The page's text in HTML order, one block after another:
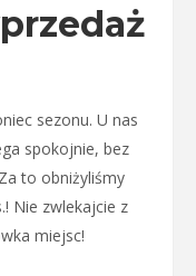
sezonu. U nas
spokojnie, bez
to obniżyliśmy
Nie zwlekajcie z
miejsc!